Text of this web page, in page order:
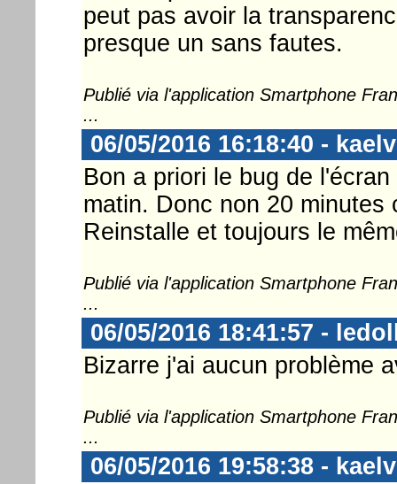
peut pas avoir la
presque un sans fautes.
Publié via l'application Smartphone
...
06/05/2016 16:18:40 -
Bon a priori le bug de
matin. Donc non 20 minutes
Reinstalle et toujours le
Publié via l'application Smartphone
...
06/05/2016 18:41:57 -
Bizarre j'ai aucun problème
Publié via l'application Smartphone
...
06/05/2016 19:58:38 -